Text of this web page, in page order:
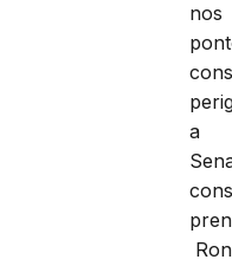
nos
a